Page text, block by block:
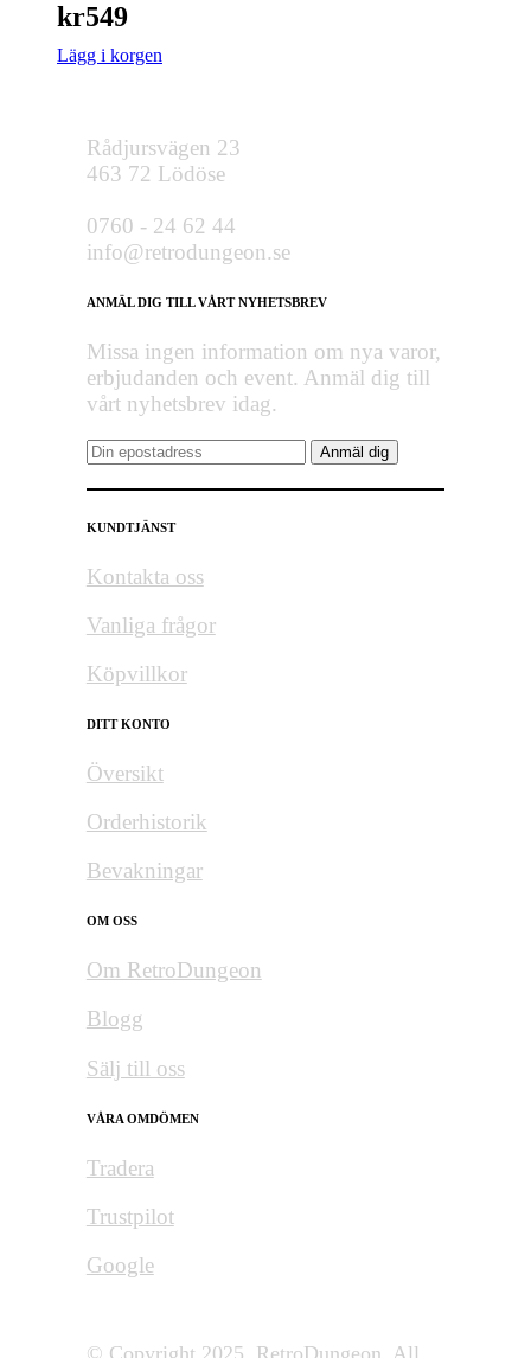
kr549
Lägg i korgen
Rådjursvägen 23
463 72 Lödöse
0760 - 24 62 44
info@retrodungeon.se
ANMÄL DIG TILL VÅRT NYHETSBREV
Missa ingen information om nya varor,
erbjudanden och event. Anmäl dig till
vårt nyhetsbrev idag.
KUNDTJÄNST
Kontakta oss
Vanliga frågor
Köpvillkor
DITT KONTO
Översikt
Orderhistorik
Bevakningar
OM OSS
Om RetroDungeon
Blogg
Sälj till oss
VÅRA OMDÖMEN
Tradera
Trustpilot
Google